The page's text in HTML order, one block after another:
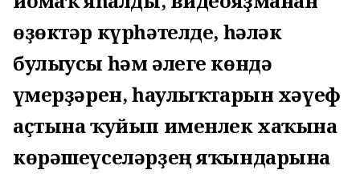
өҙөктәр күрһәтелде, һәләк
булыусы һәм әлеге көндә
ғүмерҙәрен, һаулыҡтарын хәүеф
аҫтына ҡуйып именлек хаҡына
көрәшеүселәрҙең яҡындарына